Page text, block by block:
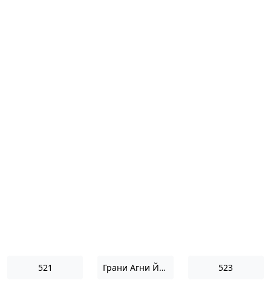
521 Грани Агни Йоги 1952 523